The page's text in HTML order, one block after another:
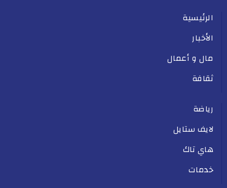
الرئيسية
الأخبار
مال و أعمال
ثقافة
رياضة
لايف ستايل
هاي تاك
خدمات